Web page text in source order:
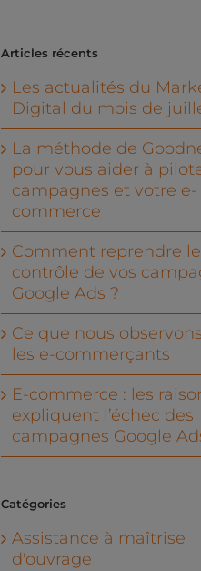
Articles récents
Les actualités du
Digital du mois de
La méthode de
pour vous aider à
campagnes et votre e-
commerce
Comment reprendre le
contrôle de vos
Google Ads ?
Ce que nous
les e-commerçants
E-commerce : les
expliquent l’échec des
campagnes Google
Catégories
Assistance à maîtrise
d'ouvrage